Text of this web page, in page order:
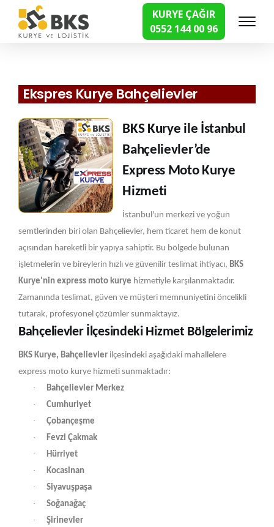
KURYE ÇAĞIR
0552 144 00 96
Hızlı Kurye Hizmetleri
Ekspres Kurye Bahçelievler
BKS Kurye ile İstanbul
Bahçelievler’de
Express Moto Kurye
Hizmeti
İstanbul'un merkezi ve yoğun
semtlerinden biri olan Bahçelievler, hem ticaret hem de konut
açısından hareketli bir yapıya sahiptir. Bu bölgede bulunan
işletmelerin ve bireylerin hızlı ve güvenilir teslimat ihtiyacı, BKS
Kurye'nin express moto kurye hizmetiyle karşılanmaktadır.
Zamanında teslimat, güven ve müşteri memnuniyetini öncelikli
tutarak, profesyonel çözümler sunmaktayız.
Bahçelievler İlçesindeki Hizmet Bölgelerimiz
BKS Kurye, Bahçelievler ilçesindeki aşağıdaki mahallelere
express moto kurye hizmeti sunmaktadır:
·
Bahçelievler Merkez
·
Cumhuriyet
·
Çobançeşme
·
Fevzi Çakmak
·
Hürriyet
·
Kocasinan
·
Siyavuşpaşa
·
Soğanağaç
·
Şirinevler